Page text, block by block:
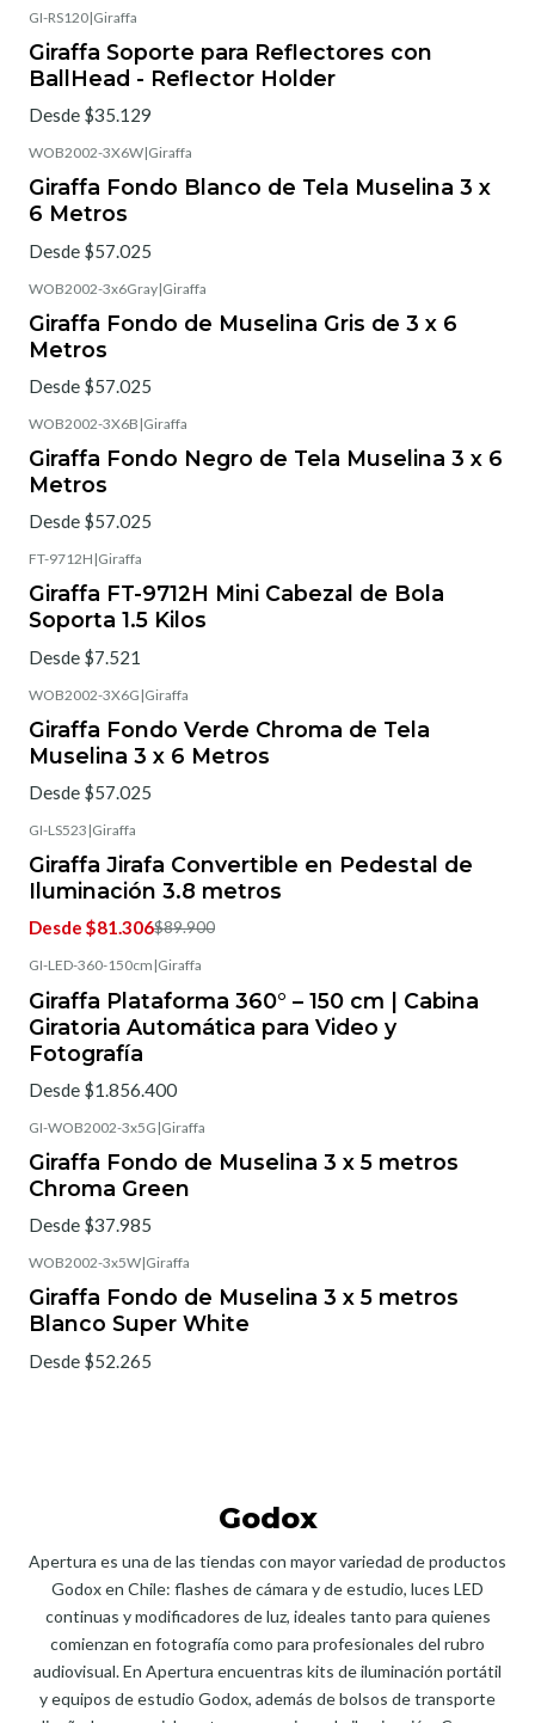
GI-RS120|Giraffa
Giraffa Soporte para Reflectores con
BallHead - Reflector Holder
Desde $35.129
WOB2002-3X6W|Giraffa
Giraffa Fondo Blanco de Tela Muselina 3 x
6 Metros
Desde $57.025
WOB2002-3x6Gray|Giraffa
Giraffa Fondo de Muselina Gris de 3 x 6
Metros
Desde $57.025
WOB2002-3X6B |Giraffa
Giraffa Fondo Negro de Tela Muselina 3 x 6
Metros
Desde $57.025
FT-9712H |Giraffa
Giraffa FT-9712H Mini Cabezal de Bola
Soporta 1.5 Kilos
Desde $7.521
WOB2002-3X6G |Giraffa
Giraffa Fondo Verde Chroma de Tela
Muselina 3 x 6 Metros
Desde $57.025
GI-LS523 |Giraffa
Giraffa Jirafa Convertible en Pedestal de
Iluminación 3.8 metros
Desde $81.306$89.900
GI-LED-360-150cm |Giraffa
Giraffa Plataforma 360° – 150 cm | Cabina
Giratoria Automática para Video y
Fotografía
Desde $1.856.400
GI-WOB2002-3x5G |Giraffa
Giraffa Fondo de Muselina 3 x 5 metros
Chroma Green
Desde $37.985
WOB2002-3x5W|Giraffa
Giraffa Fondo de Muselina 3 x 5 metros
Blanco Super White
Desde $52.265
Godox
Apertura es una de las tiendas con mayor variedad de productos
Godox en Chile: flashes de cámara y de estudio, luces LED
continuas y modificadores de luz, ideales tanto para quienes
comienzan en fotografía como para profesionales del rubro
audiovisual. En Apertura encuentras kits de iluminación portátil
y equipos de estudio Godox, además de bolsos de transporte